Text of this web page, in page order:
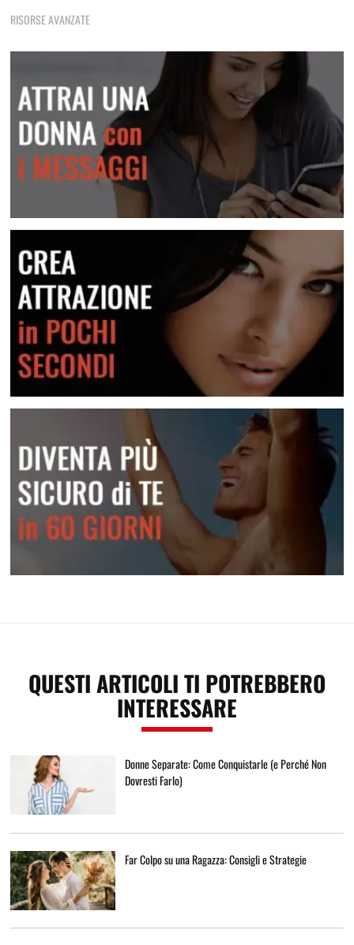
Frasi E Messaggi Per Rimorchiare In Chat
Una raccolta di messaggi per le varie situazioni
Lei Non Risponde Ai Messaggi? Come Risolvere
Scopri come risolvere questa situazione
RISORSE AVANZATE
Attrai una donna con i messaggi
Crea attrazione in pochi secondi
QUESTI ARTICOLI TI POTREBBERO
INTERESSARE
Donne Separate: Come Conquistarle (e Perché Non
Dovresti Farlo)
Far Colpo su una Ragazza: Consigli e Strategie